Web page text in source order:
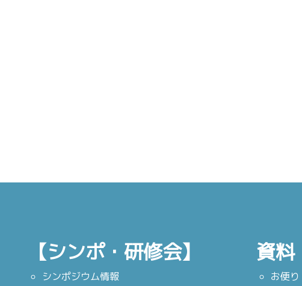
【シンポ・研修会】
シンポジウム情報
資料
お便